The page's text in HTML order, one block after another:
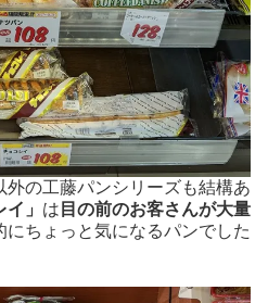
の工藤パンシリーズも結構あ
イ」 は 目の前のお客さんが大量
にちょっと気になるパンでした